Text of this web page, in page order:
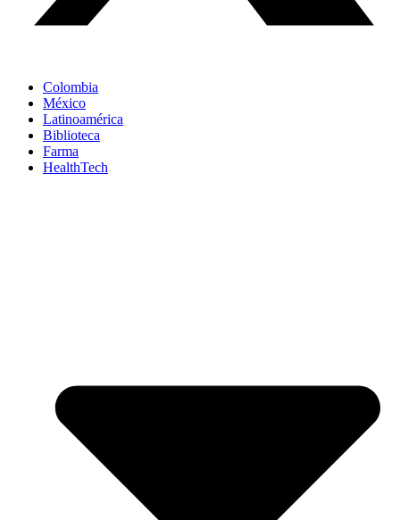
Colombia
México
Latinoamérica
Biblioteca
Farma
HealthTech